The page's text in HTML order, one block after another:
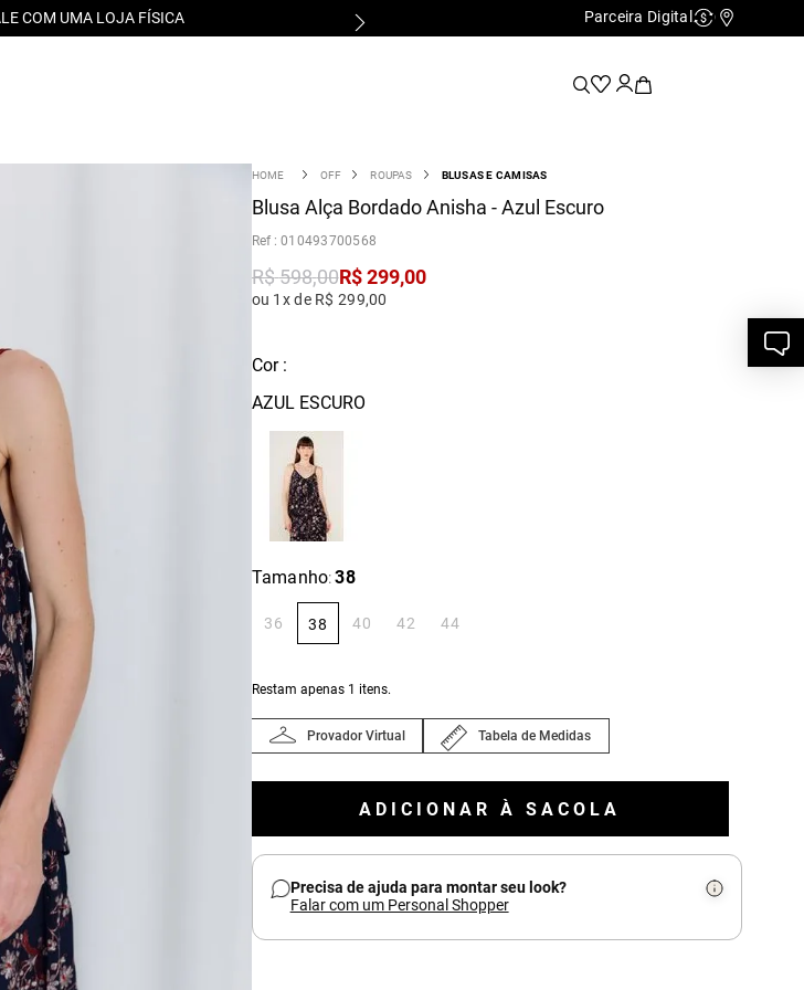
COM UMA LOJA FÍSICA Parceira Digital Cashback
OFF ROUPAS BLUSAS E CAMISAS
Blusa Alça Bordado Anisha - Azul Escuro
:010493700568
R$598,00R$ 299,00
ou 1x de R$ 299,00
Cor :
AZUL ESCURO
Tamanho: 38
36 38 40 42 44
Restam apenas 1 itens.
Provador Virtual Tabela de Medidas
ADICIONAR À SACOLA
Precisa de ajuda para montar seu look?
Falar com um Personal Shopper